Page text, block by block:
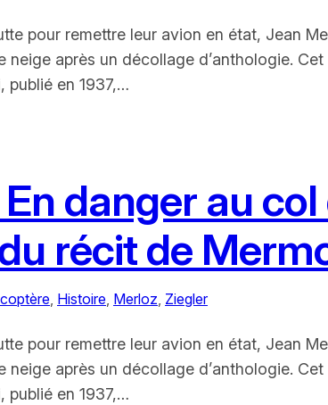
pour remettre leur avion en état, Jean
après un décollage d’anthologie.
publié en 1937,…
danger au
récit de
, Histoire, Merloz, Ziegler
pour remettre leur avion en état, Jean
après un décollage d’anthologie.
publié en 1937,…